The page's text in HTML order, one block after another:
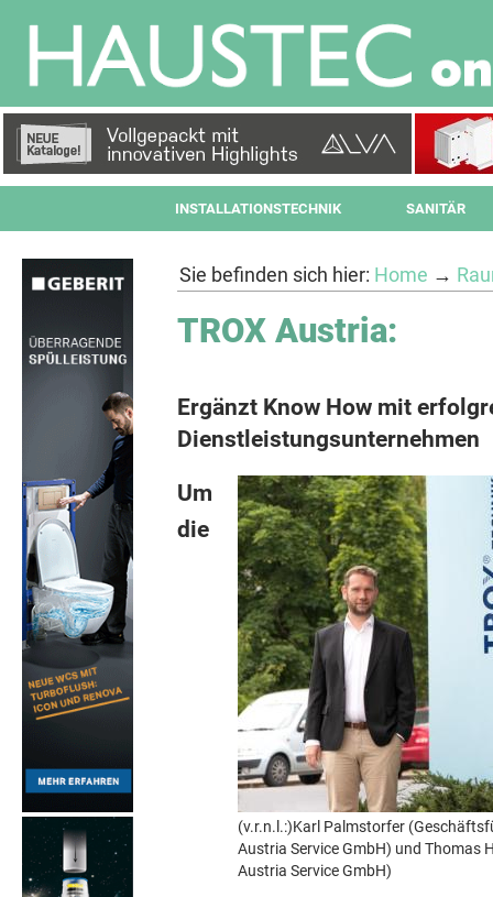
INSTALLATIONSTECHNIK SANITÄR
Sie befinden sich hier: Home →
TROX Austria:
Ergänzt Know How mit
Dienstleistungsunternehmen
(v.r.n.l.:)Karl Palmstorfer
Austria Service GmbH) und Thomas
Austria Service GmbH)
Um
die